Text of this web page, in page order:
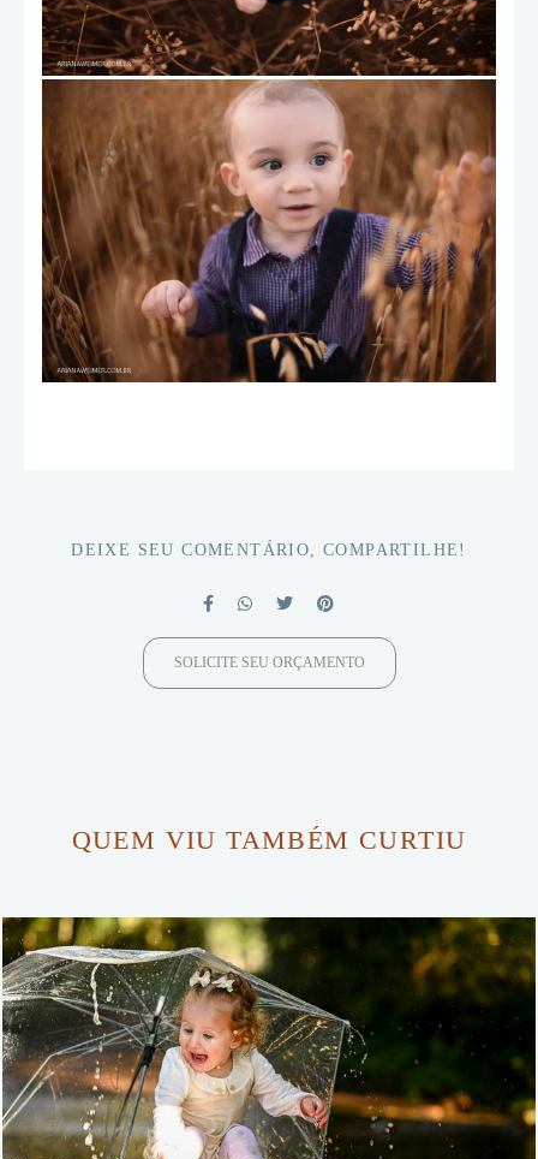
DEIXE SEU COMENTÁRIO, COMPARTILHE!
SOLICITE SEU ORÇAMENTO
QUEM VIU TAMBÉM CURTIU